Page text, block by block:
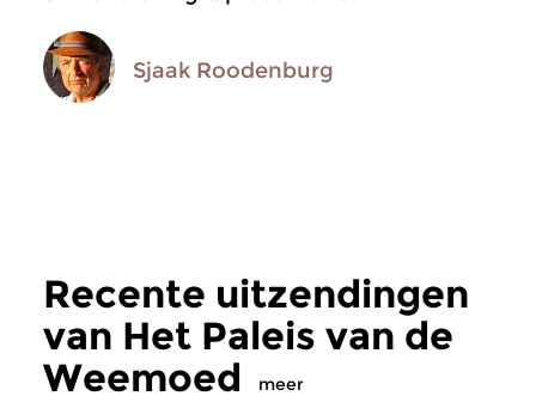
Sjaak Roodenburg
Recente uitzendingen
van Het Paleis van de
Weemoed
meer